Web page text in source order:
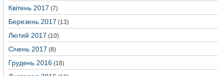
Квітень 2017 (7)
Березень 2017 (13)
Лютий 2017 (10)
Січень 2017 (8)
Грудень 2016 (18)